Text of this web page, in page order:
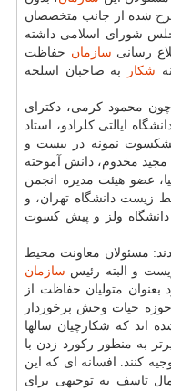
طرح شده از جانب متخصصان
شورای اسلامی داشته
رسانی سازمان حفاظت
شكار
به صاحبان اسلحه
محمود كرمی، دكترای
ایالتی كلرادو، استاد
نمونه در بیست و
مجید مخدوم، دانش آموخته
عضو هیئت مدیره انجمن
زیست دانشگاه تهران، و
دانشگاه ولز و پیش كسوت
مسئولان معاونت محیط
و البته رئیس سازمان
متولیان حفاظت از
حیات وحش برخوردار
اند كه شكارچیان سالها
به منظور ركورد زدن با
كنند. افسانه ای كه این
تاسف به توجیهی برای